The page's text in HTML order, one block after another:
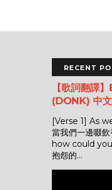
RECENT
【歌詞翻譯
(DONK) 中
[Verse 1] As
當我們一邊啜
how could you
抱怨的...